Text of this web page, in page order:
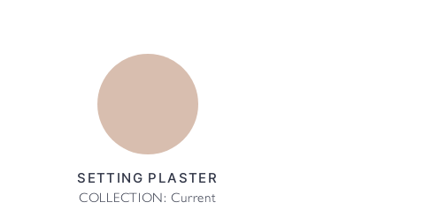
SETTING PLASTER
COLLECTION: Current